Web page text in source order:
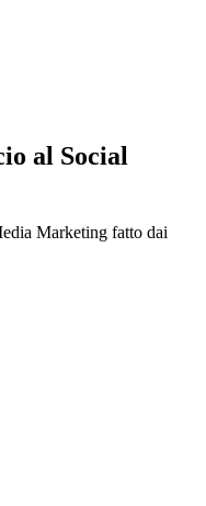
al Social
Marketing fatto dai